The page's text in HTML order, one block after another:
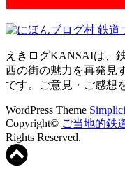
えきログKANSAIは、
西の街の魅力を再発見
です。ご意見・ご感想
WordPress Theme
Copyright© ご当地的鉄
Rights Reserved.